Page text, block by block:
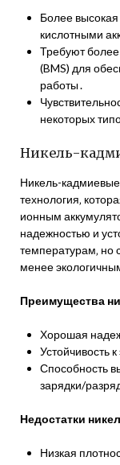
Более
кислотными
Требуют
(BMS) для
работы․
некоторых
Никель-
Никель-
технология‚
ионным
надежностью и
температурам‚ но
менее
Преимущества
Хорошая
Устойчивость
Способность
зарядки/
Недостатки
Низкая